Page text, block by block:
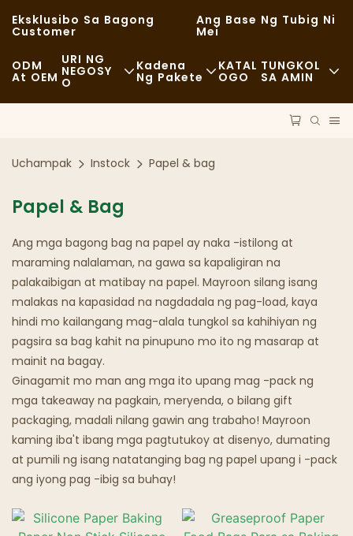
Eksklusibo Sa Bagong
Customer
Ang Base Ng Tubig Ni
Mei
ODM
At OEM
URI NG
NEGOSY
O
Mabilisang Pagkain
Mga Cafe At Coffee Shop
Buffet
Mga Food Truck
Panaderya
Mamantikang Kutsara
Mga Restoran Ng Multo
Kadena
Ng Pakete
Teknolohiya
KATAL
OGO
TUNGKOL
SA AMIN
Blog
Uchampak Instock Papel & bag
Papel & Bag
Ang mga bagong bag na papel ay naka -istilong at
maraming nalalaman, na gawa sa kapaligiran na
palakaibigan at matibay na papel. Mayroon silang isang
malakas na kapasidad na nagdadala ng pag-load, kaya
hindi mo kailangang mag-alala tungkol sa kahihiyan ng
pagsira sa bag kahit na pinupuno mo ito ng masarap at
mainit na bagay.
Ginagamit mo man ang mga ito upang mag -pack ng
mga takeaway na pagkain, meryenda, o bilang gift
packaging, madali nilang gawin ang trabaho! Mayroon
kaming iba't ibang mga pagtutukoy at disenyo, dumating
at pumili ng isang natatanging bag ng papel upang i -pack
ang iyong pag -ibig sa buhay!